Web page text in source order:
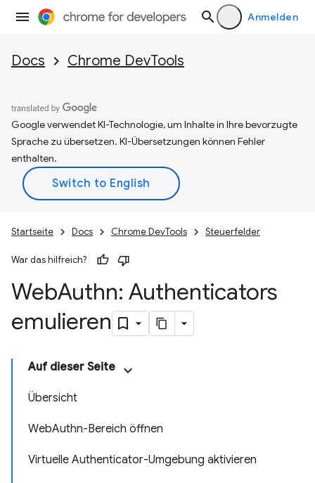
Anmelden
Docs Chrome DevTools
Google verwendet KI-Technologie, um Inhalte in Ihre bevorzugte
Sprache zu übersetzen. KI-Übersetzungen können Fehler
enthalten.
Startseite Docs Chrome DevTools Steuerfelder
War das hilfreich?
WebAuthn: Authenticators
emulieren
Auf dieser Seite
Übersicht
WebAuthn-Bereich öffnen
Virtuelle Authenticator-Umgebung aktivieren